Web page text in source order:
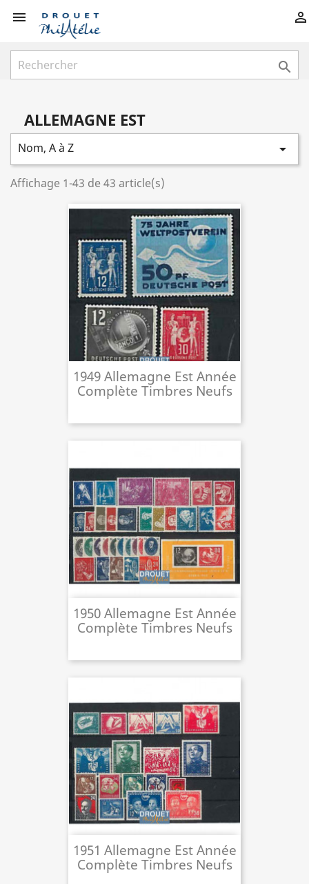
 

ALLEMAGNE EST
Nom, A à Z 
Affichage 1-43 de 43 article(s)
1949 Allemagne Est Année
Complète Timbres Neufs
1950 Allemagne Est Année
Complète Timbres Neufs
1951 Allemagne Est Année
Complète Timbres Neufs